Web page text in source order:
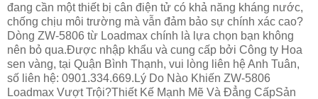
đang cần một thiết bị cân điện tử có khả năng kháng nước,
chống chịu môi trường mà vẫn đảm bảo sự chính xác cao?
Dòng ZW-5806 từ Loadmax chính là lựa chọn bạn không
nên bỏ qua.Được nhập khẩu và cung cấp bởi Công ty Hoa
sen vàng, tại Quận Bình Thạnh, vui lòng liên hệ Anh Tuân,
số liên hệ: 0901.334.669.Lý Do Nào Khiến ZW‑5806
Loadmax Vượt Trội?Thiết Kế Mạnh Mẽ Và Đẳng CấpSản